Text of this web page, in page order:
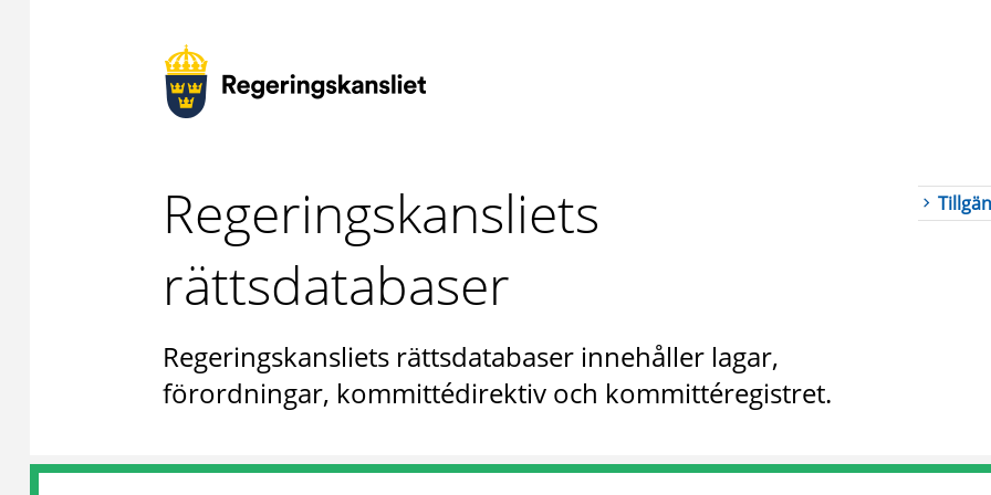
Regeringskansliets
rättsdatabaser
Regeringskansliets rättsdatabaser innehåller lagar,
förordningar, kommittédirektiv och kommittéregistret.